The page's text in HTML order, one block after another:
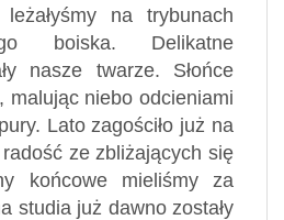
na trybunach
boiska. Delikatne
nasze twarze. Słońce
malując niebo odcieniami
Lato zagościło już na
ze zbliżających się
końcowe mieliśmy za
studia już dawno zostały